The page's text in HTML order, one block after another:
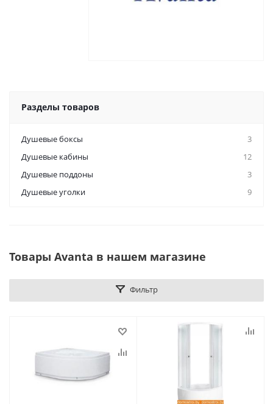
Разделы товаров
Душевые боксы
3
Душевые кабины
12
Душевые поддоны
3
Душевые уголки
9
Товары Avanta в нашем магазине
Фильтр